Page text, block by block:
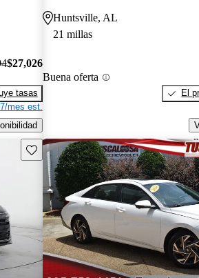
$27,026
tasas
mes est.
Huntsville, AL
21 millas
Buena oferta
El
Guarda este Aviso